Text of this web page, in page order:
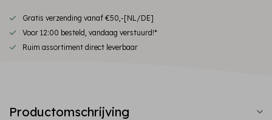
Gratis verzending vanaf €50,-[NL/DE]
Voor 12:00 besteld, vandaag verstuurd!*
Ruim assortiment direct leverbaar
Productomschrijving